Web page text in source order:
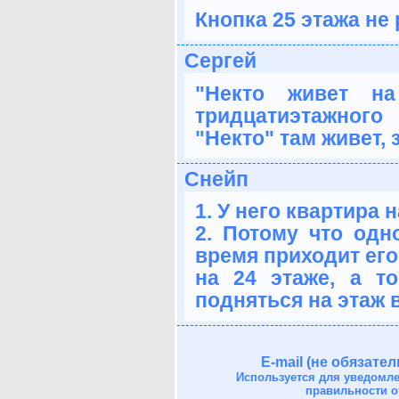
Кнопка 25 этажа не
Сергей
"Некто живет
"Некто" там живет,
Снейп
1. У него квартира
2. Потому что
время приходит
на 24 этаже, а
подняться на
E-mail (не
Используется для
правильности